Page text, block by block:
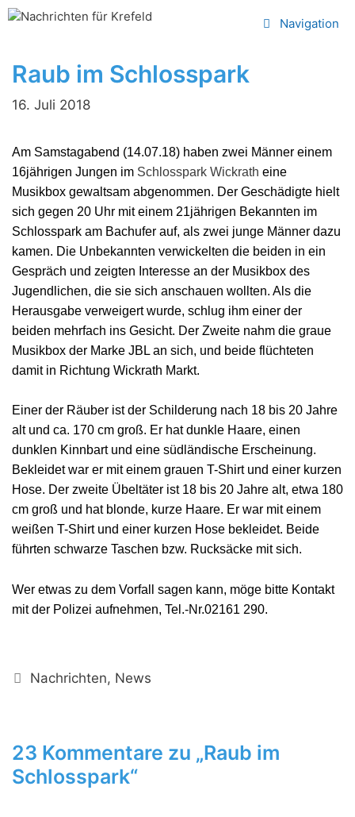
Zum
Navigation
Raub im Schlosspark
16. Juli 2018
Am Samstagabend (14.07.18) haben zwei Männer einem
16jährigen Jungen im Schlosspark Wickrath eine
Musikbox gewaltsam abgenommen. Der Geschädigte hielt
sich gegen 20 Uhr mit einem 21jährigen Bekannten im
Schlosspark am Bachufer auf, als zwei junge Männer dazu
kamen. Die Unbekannten verwickelten die beiden in ein
Gespräch und zeigten Interesse an der Musikbox des
Jugendlichen, die sie sich anschauen wollten. Als die
Herausgabe verweigert wurde, schlug ihm einer der
beiden mehrfach ins Gesicht. Der Zweite nahm die graue
Musikbox der Marke JBL an sich, und beide flüchteten
damit in Richtung Wickrath Markt.
Einer der Räuber ist der Schilderung nach 18 bis 20 Jahre
alt und ca. 170 cm groß. Er hat dunkle Haare, einen
dunklen Kinnbart und eine südländische Erscheinung.
Bekleidet war er mit einem grauen T-Shirt und einer kurzen
Hose. Der zweite Übeltäter ist 18 bis 20 Jahre alt, etwa 180
cm groß und hat blonde, kurze Haare. Er war mit einem
weißen T-Shirt und einer kurzen Hose bekleidet. Beide
führten schwarze Taschen bzw. Rucksäcke mit sich.
Wer etwas zu dem Vorfall sagen kann, möge bitte Kontakt
mit der Polizei aufnehmen, Tel.-Nr.02161 290.
Kategorien
Nachrichten, News
23 Kommentare zu „Raub im
Schlosspark“